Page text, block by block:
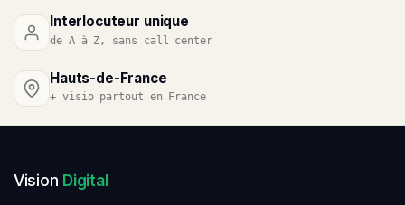
Interlocuteur unique
de A à Z, sans call center
Hauts-de-France
+ visio partout en France
Vision Digital